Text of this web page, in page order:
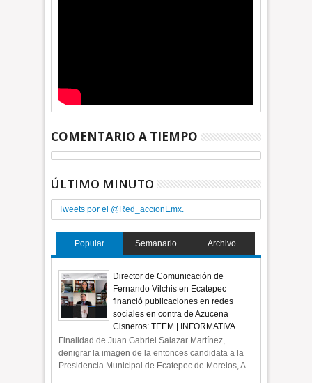
COMENTARIO A TIEMPO
ÚLTIMO MINUTO
Tweets por el @Red_accionEmx.
Popular Semanario Archivo
Director de Comunicación de
Fernando Vilchis en Ecatepec
financió publicaciones en redes
sociales en contra de Azucena
Cisneros: TEEM | INFORMATIVA
Finalidad de Juan Gabriel Salazar Martínez,
denigrar la imagen de la entonces candidata a la
Presidencia Municipal de Ecatepec de Morelos, A...